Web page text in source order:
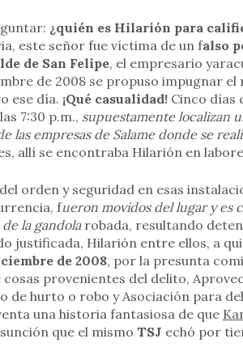
¿quién es Hilarión para
este señor fue víctima de un falso
de San Felipe, el empresario
de 2008 se propuso impugnar
ese día. ¡Qué casualidad! Cinco días
7:30 p.m., supuestamente localizan
las empresas de Salame donde se
allí se encontraba Hilarión en
orden y seguridad en esas
fueron movidos del lugar y es
la gandolarobada, resultando
justificada, Hilarión entre ellos, a
de 2008, por la presunta
provenientes del delito,
de hurto o robo y Asociación para
una historia fantasiosa de que
que el mismo TSJ echó por